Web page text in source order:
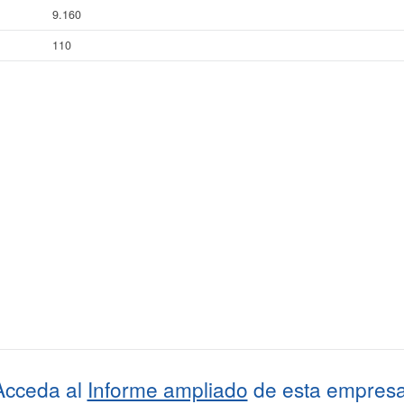
9.160
110
al Informe ampliado de esta